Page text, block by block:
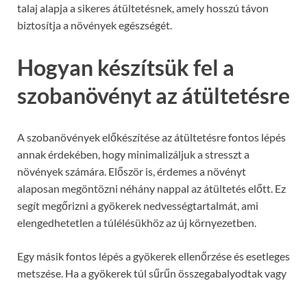
talaj alapja a sikeres átültetésnek, amely hosszú távon
biztosítja a növények egészségét.
Hogyan készítsük fel a
szobanövényt az átültetésre
A szobanövények előkészítése az átültetésre fontos lépés
annak érdekében, hogy minimalizáljuk a stresszt a
növények számára. Először is, érdemes a növényt
alaposan megöntözni néhány nappal az átültetés előtt. Ez
segít megőrizni a gyökerek nedvességtartalmát, ami
elengedhetetlen a túlélésükhöz az új környezetben.
Egy másik fontos lépés a gyökerek ellenőrzése és esetleges
metszése. Ha a gyökerek túl sűrűn összegabalyodtak vagy